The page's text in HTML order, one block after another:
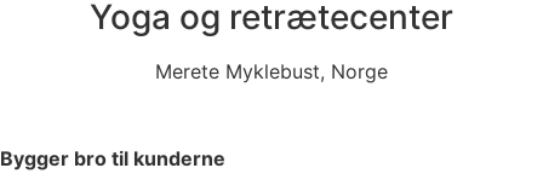
Yoga og retrætecenter
Merete Myklebust, Norge
Bygger bro til kunderne